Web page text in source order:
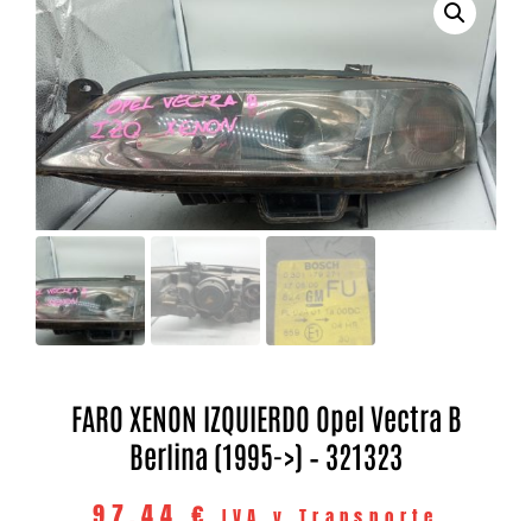
FARO XENON IZQUIERDO Opel Vectra B
Berlina (1995->) – 321323